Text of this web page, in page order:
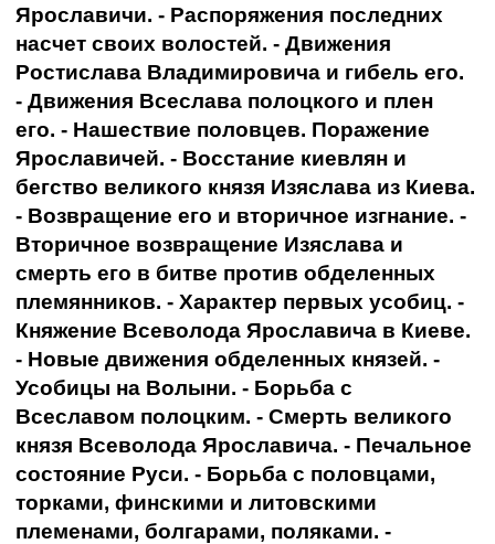
Ярославичи. - Распоряжения последних
насчет своих волостей. - Движения
Ростислава Владимировича и гибель его.
- Движения Всеслава полоцкого и плен
его. - Нашествие половцев. Поражение
Ярославичей. - Восстание киевлян и
бегство великого князя Изяслава из Киева.
- Возвращение его и вторичное изгнание. -
Вторичное возвращение Изяслава и
смерть его в битве против обделенных
племянников. - Характер первых усобиц. -
Княжение Всеволода Ярославича в Киеве.
- Новые движения обделенных князей. -
Усобицы на Волыни. - Борьба с
Всеславом полоцким. - Смерть великого
князя Всеволода Ярославича. - Печальное
состояние Руси. - Борьба с половцами,
торками, финскими и литовскими
племенами, болгарами, поляками. -